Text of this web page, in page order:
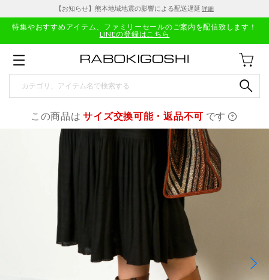
【お知らせ】熊本地域地震の影響による配送遅延 詳細
特集やおすすめアイテム、ファミリーセールのご案内を配信致します！
LINEの登録はこちら
この商品はサイズ交換可能・返品不可 です